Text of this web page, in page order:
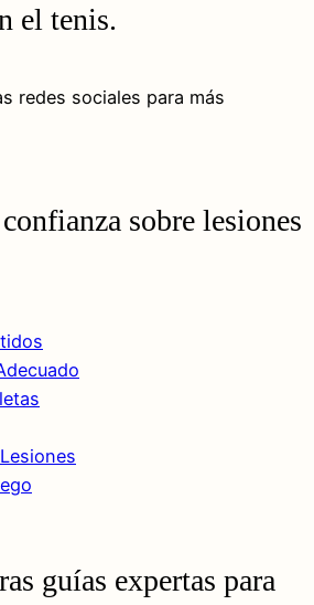
el tenis.
redes sociales para más
sobre lesiones
guías expertas para